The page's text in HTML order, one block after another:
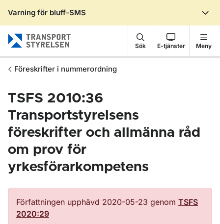
Varning för bluff-SMS
Sök E-tjänster Meny
Föreskrifter i nummerordning
TSFS 2010:36
Transportstyrelsens
föreskrifter och allmänna råd
om prov för
yrkesförarkompetens
Författningen upphävd 2020-05-23 genom TSFS
2020:29